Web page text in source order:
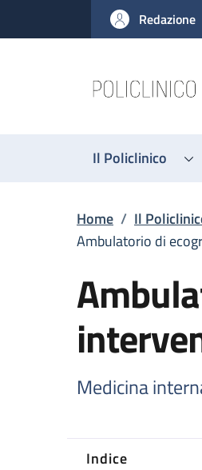
al contenuto principale
to footer content
Redazione
Il Policlinico
Briciole
Home / Il
Ambulatorio di
Medicina
Indice